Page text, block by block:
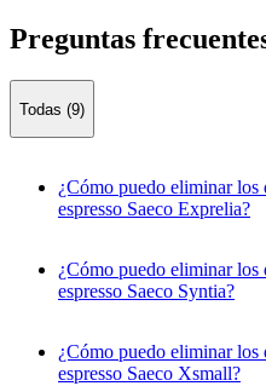
Preguntas
Todas (9)
¿Cómo puedo eliminar los
espresso Saeco Exprelia?
¿Cómo puedo eliminar los
espresso Saeco Syntia?
¿Cómo puedo eliminar los
espresso Saeco Xsmall?